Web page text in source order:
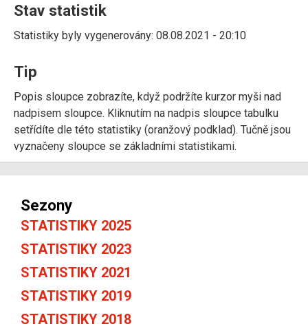
Stav statistik
Statistiky byly vygenerovány: 08.08.2021 - 20:10
Tip
Popis sloupce zobrazíte, když podržíte kurzor myši nad
nadpisem sloupce. Kliknutím na nadpis sloupce tabulku
setřídíte dle této statistiky (oranžový podklad). Tučně jsou
vyznačeny sloupce se základními statistikami.
Sezony
STATISTIKY 2025
STATISTIKY 2023
STATISTIKY 2021
STATISTIKY 2019
STATISTIKY 2018